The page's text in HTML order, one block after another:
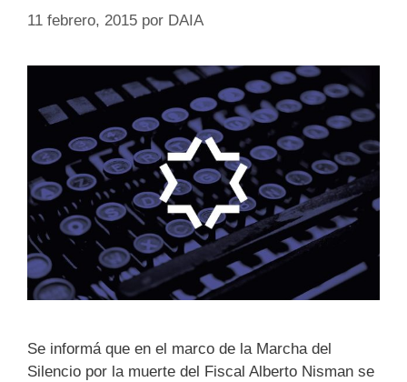
11 febrero, 2015 por DAIA
Se informá que en el marco de la Marcha del
Silencio por la muerte del Fiscal Alberto Nisman se